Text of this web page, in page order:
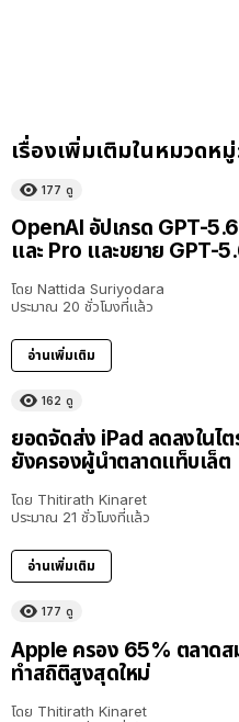
เรื่องเพิ่มเติมในหมวดห
177 ดู
OpenAI อัปเกรด GPT-
และ Pro และขยาย GPT-
โดย Nattida Suriyodara
ประมาณ 20 ชั่วโมงที่แล้ว
อ่านเพิ่มเติม
162 ดู
ยอดจัดส่ง iPad ลดลงในไ
ยังครองผู้นำตลาดแท็บเล็ต
โดย Thitirath Kinaret
ประมาณ 21 ชั่วโมงที่แล้ว
อ่านเพิ่มเติม
177 ดู
Apple ครอง 65% ตลาดส
ทำสถิติสูงสุดใหม่
โดย Thitirath Kinaret